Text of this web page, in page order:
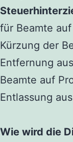
für Beamte
Kürzung der
Entfernung
Beamte auf
Entlassung
Wie wird die